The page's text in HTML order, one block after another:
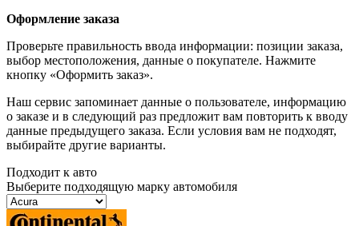
Оформление заказа
Проверьте правильность ввода информации: позиции заказа,
выбор местоположения, данные о покупателе. Нажмите
кнопку «Оформить заказ».
Наш сервис запоминает данные о пользователе, информацию
о заказе и в следующий раз предложит вам повторить к вводу
данные предыдущего заказа. Если условия вам не подходят,
выбирайте другие варианты.
Подходит к авто
Выберите подходящую марку автомобиля